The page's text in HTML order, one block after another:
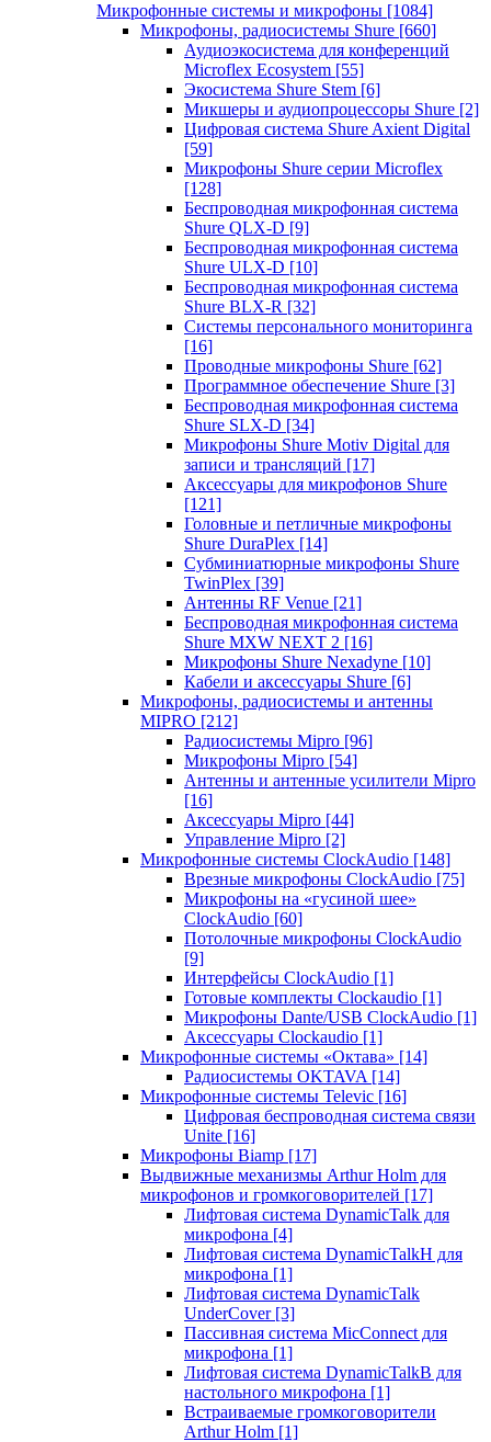
Микрофонные системы и микрофоны [1084]
Микрофоны, радиосистемы Shure [660]
Аудиоэкосистема для конференций
Microflex Ecosystem [55]
Экосистема Shure Stem [6]
Микшеры и аудиопроцессоры Shure [2]
Цифровая система Shure Axient Digital
[59]
Микрофоны Shure серии Microflex
[128]
Беспроводная микрофонная система
Shure QLX-D [9]
Беспроводная микрофонная система
Shure ULX-D [10]
Беспроводная микрофонная система
Shure BLX-R [32]
Системы персонального мониторинга
[16]
Проводные микрофоны Shure [62]
Программное обеспечение Shure [3]
Беспроводная микрофонная система
Shure SLX-D [34]
Микрофоны Shure Motiv Digital для
записи и трансляций [17]
Аксессуары для микрофонов Shure
[121]
Головные и петличные микрофоны
Shure DuraPlex [14]
Субминиатюрные микрофоны Shure
TwinPlex [39]
Антенны RF Venue [21]
Беспроводная микрофонная система
Shure MXW NEXT 2 [16]
Микрофоны Shure Nexadyne [10]
Кабели и аксессуары Shure [6]
Микрофоны, радиосистемы и антенны
MIPRO [212]
Радиосистемы Mipro [96]
Микрофоны Mipro [54]
Антенны и антенные усилители Mipro
[16]
Аксессуары Mipro [44]
Управление Mipro [2]
Микрофонные системы ClockAudio [148]
Врезные микрофоны ClockAudio [75]
Микрофоны на «гусиной шее»
ClockAudio [60]
Потолочные микрофоны ClockAudio
[9]
Интерфейсы ClockAudio [1]
Готовые комплекты Clockaudio [1]
Микрофоны Dante/USB ClockAudio [1]
Аксессуары Clockaudio [1]
Микрофонные системы «Октава» [14]
Радиосистемы OKTAVA [14]
Микрофонные системы Televic [16]
Цифровая беспроводная система связи
Unite [16]
Микрофоны Biamp [17]
Выдвижные механизмы Arthur Holm для
микрофонов и громкоговорителей [17]
Лифтовая система DynamicTalk для
микрофона [4]
Лифтовая система DynamicTalkH для
микрофона [1]
Лифтовая система DynamicTalk
UnderCover [3]
Пассивная система MicConnect для
микрофона [1]
Лифтовая система DynamicTalkB для
настольного микрофона [1]
Встраиваемые громкоговорители
Arthur Holm [1]